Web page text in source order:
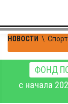
НОВОСТИ \ Спорт
ФОНД
с начала